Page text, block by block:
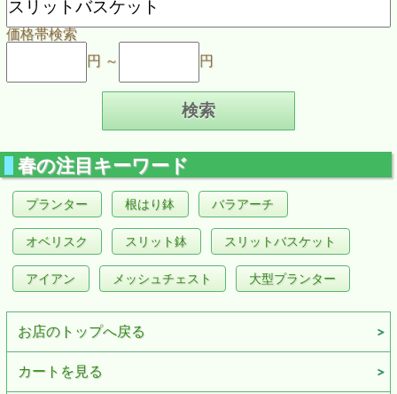
価格帯検索
円 ～
円
春の注目キーワード
プランター 根はり鉢 バラアーチ
オベリスク スリット鉢 スリットバスケット
アイアン メッシュチェスト 大型プランター
お店のトップへ戻る
カートを見る